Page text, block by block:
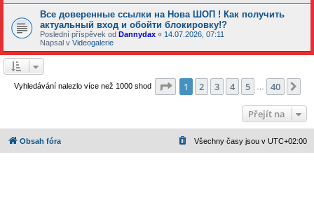
Все доверенные ссылки на Нова ШОП ! Как получить
актуальный вход и обойти блокировку!?
Poslední příspěvek od Dannydax « 14.07.2026, 07:11
Napsal v Videogalerie
Vyhledávání nalezlo více než 1000 shod Stránka z 40
1 2 3 4 5 40
Přejít na
Obsah fóra Všechny časy jsou v UTC+02:00